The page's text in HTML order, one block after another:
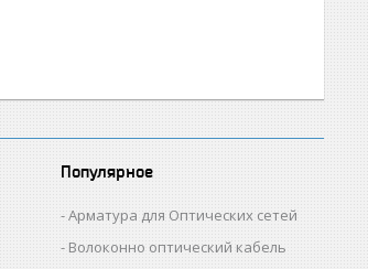
Популярное
Арматура для Оптических сетей
Волоконно оптический кабель